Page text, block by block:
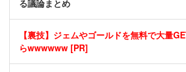
る議論まとめ
【裏技】ジェムやゴールドを無料で大量
らwwwwww [PR]